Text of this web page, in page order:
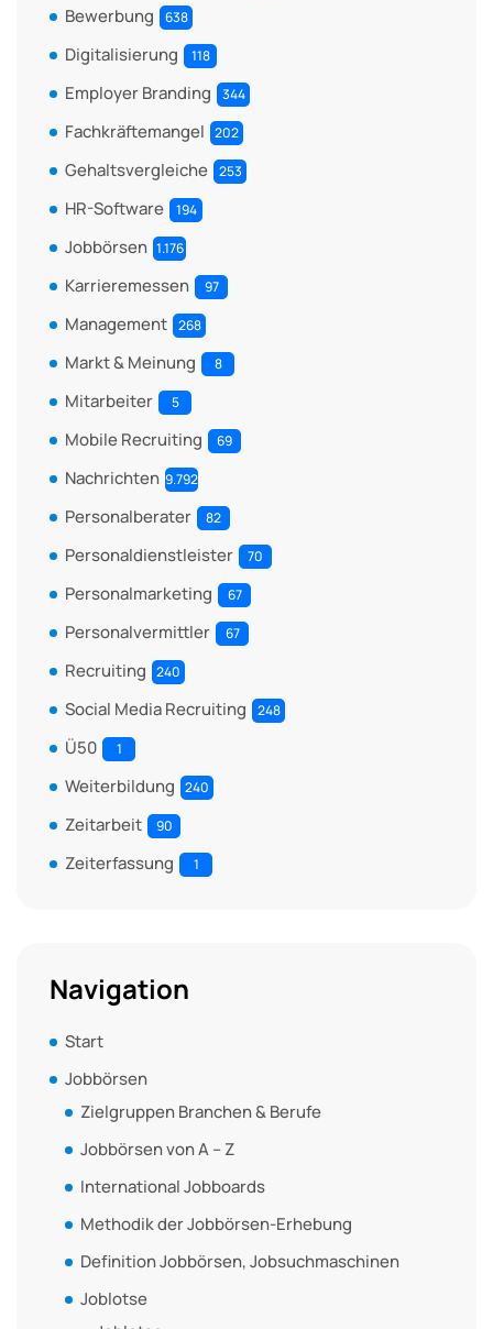
Bewerbung 638
Digitalisierung 118
Employer Branding 344
Fachkräftemangel 202
Gehaltsvergleiche 253
HR-Software 194
Jobbörsen 1.176
Karrieremessen 97
Management 268
Markt & Meinung 8
Mitarbeiter 5
Mobile Recruiting 69
Nachrichten 9.792
Personalberater 82
Personaldienstleister 70
Personalmarketing 67
Personalvermittler 67
Recruiting 240
Social Media Recruiting 248
Ü50 1
Weiterbildung 240
Zeitarbeit 90
Zeiterfassung 1
Navigation
Start
Jobbörsen
Zielgruppen Branchen & Berufe
Jobbörsen von A – Z
International Jobboards
Methodik der Jobbörsen-Erhebung
Definition Jobbörsen, Jobsuchmaschinen
Joblotse